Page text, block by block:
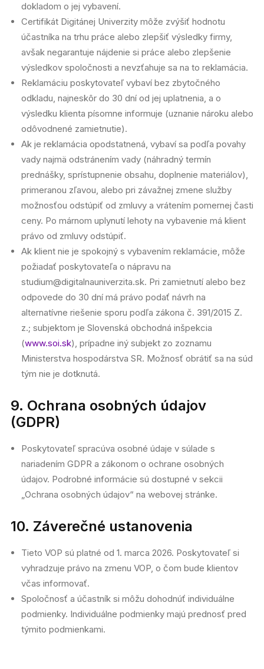
dokladom o jej vybavení.
Certifikát Digitánej Univerzity môže zvýšiť hodnotu
účastníka na trhu práce alebo zlepšiť výsledky firmy,
avšak negarantuje nájdenie si práce alebo zlepšenie
výsledkov spoločnosti a nevzťahuje sa na to reklamácia.
Reklamáciu poskytovateľ vybaví bez zbytočného
odkladu, najneskôr do 30 dní od jej uplatnenia, a o
výsledku klienta písomne informuje (uznanie nároku alebo
odôvodnené zamietnutie).
Ak je reklamácia opodstatnená, vybaví sa podľa povahy
vady najmä odstránením vady (náhradný termín
prednášky, sprístupnenie obsahu, doplnenie materiálov),
primeranou zľavou, alebo pri závažnej zmene služby
možnosťou odstúpiť od zmluvy a vrátením pomernej časti
ceny. Po márnom uplynutí lehoty na vybavenie má klient
právo od zmluvy odstúpiť.
Ak klient nie je spokojný s vybavením reklamácie, môže
požiadať poskytovateľa o nápravu na
studium@digitalnauniverzita.sk. Pri zamietnutí alebo bez
odpovede do 30 dní má právo podať návrh na
alternatívne riešenie sporu podľa zákona č. 391/2015 Z.
z.; subjektom je Slovenská obchodná inšpekcia
(www.soi.sk), prípadne iný subjekt zo zoznamu
Ministerstva hospodárstva SR. Možnosť obrátiť sa na súd
tým nie je dotknutá.
9. Ochrana osobných údajov
(GDPR)
Poskytovateľ spracúva osobné údaje v súlade s
nariadením GDPR a zákonom o ochrane osobných
údajov. Podrobné informácie sú dostupné v sekcii
„Ochrana osobných údajov“ na webovej stránke.
10. Záverečné ustanovenia
Tieto VOP sú platné od 1. marca 2026. Poskytovateľ si
vyhradzuje právo na zmenu VOP, o čom bude klientov
včas informovať.
Spoločnosť a účastník si môžu dohodnúť individuálne
podmienky. Individuálne podmienky majú prednosť pred
týmito podmienkami.